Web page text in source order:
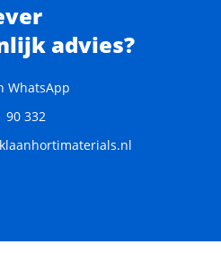
advies?
WhatsApp
90 332